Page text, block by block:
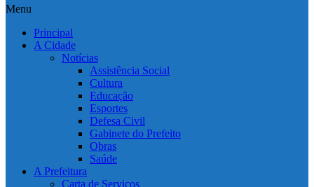
Menu
Principal
A Cidade
Notícias
Assistência Social
Cultura
Educação
Esportes
Defesa Civil
Gabinete do Prefeito
Obras
Saúde
A Prefeitura
Carta de Serviços